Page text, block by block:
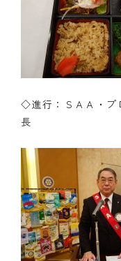
◇進行：ＳＡＡ・
長